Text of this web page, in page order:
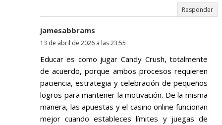
Responder
jamesabbrams
13 de abril de 2026 a las 23:55
Educar es como jugar Candy Crush, totalmente
de acuerdo, porque ambos procesos requieren
paciencia, estrategia y celebración de pequeños
logros para mantener la motivación. De la misma
manera, las apuestas y el casino online funcionan
mejor cuando estableces límites y juegas de